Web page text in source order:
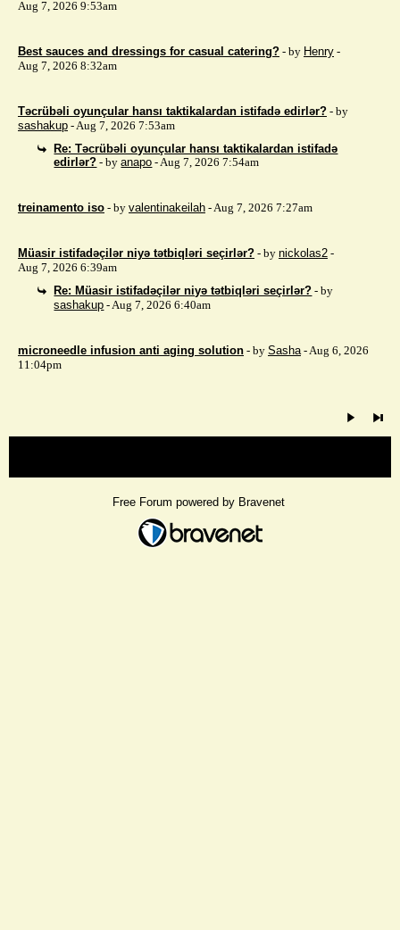
Aug 7, 2026 9:53am
Best sauces and dressings for casual catering? - by Henry -
Aug 7, 2026 8:32am
Təcrübəli oyunçular hansı taktikalardan istifadə edirlər? - by
sashakup - Aug 7, 2026 7:53am
Re: Təcrübəli oyunçular hansı taktikalardan istifadə
edirlər? - byanapo - Aug 7, 2026 7:54am
treinamento iso - by valentinakeilah - Aug 7, 2026 7:27am
Müasir istifadəçilər niyə tətbiqləri seçirlər? - by nickolas2 -
Aug 7, 2026 6:39am
Re: Müasir istifadəçilər niyə tətbiqləri seçirlər? - by
sashakup - Aug 7, 2026 6:40am
microneedle infusion anti aging solution - by Sasha- Aug 6, 2026
11:04pm
Free Forum powered by Bravenet